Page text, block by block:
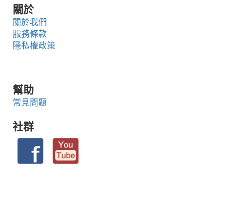
關於
關於我們
服務條款
隱私權政策
幫助
常見問題
社群